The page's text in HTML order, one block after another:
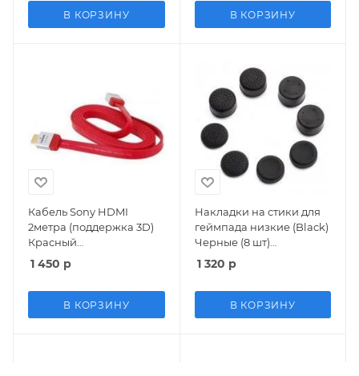
В КОРЗИНУ В КОРЗИНУ
Кабель Sony HDMI
2метра (поддержка 3D)
Красный
PC/PS3/PS4/Switch/Wii
U/Xbox 360/Xbox One
1 450 р
В КОРЗИНУ
Накладки на стики для
геймпада низкие (Black)
Черные (8 шт)
(PS3/PS4/Xbox 360/Xbox
1 320 р
В КОРЗИНУ